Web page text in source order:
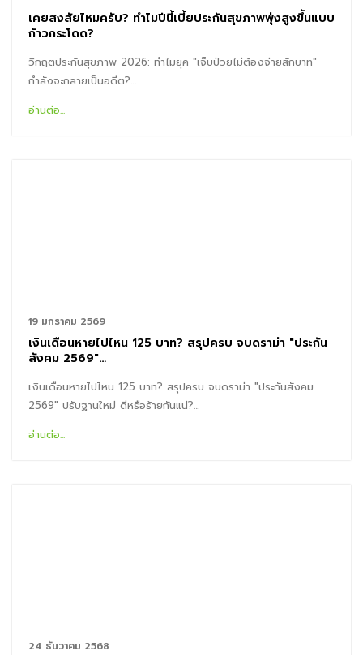
เคยสงสัยไหมครับ? ทำไมปีนี้เบี้ยประกันสุขภาพพุ่งสูงขึ้นแบบ
ก้าวกระโดด?
วิกฤตประกันสุขภาพ 2026: ทำไมยุค "เจ็บป่วยไม่ต้องจ่ายสักบาท"
กำลังจะกลายเป็นอดีต?…
อ่านต่อ...
19 มกราคม 2569
เงินเดือนหายไปไหน 125 บาท? สรุปครบ จบดราม่า "ประกัน
สังคม 2569"…
เงินเดือนหายไปไหน 125 บาท? สรุปครบ จบดราม่า "ประกันสังคม
2569" ปรับฐานใหม่ ดีหรือร้ายกันแน่?…
อ่านต่อ...
24 ธันวาคม 2568